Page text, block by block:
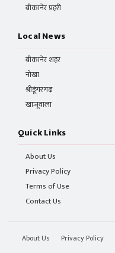
बीकानेर प्रहरी
Local News
बीकानेर शहर
नोखा
श्रीडूंगरगढ़
खाजूवाला
Quick Links
About Us
Privacy Policy
Terms of Use
Contact Us
About Us Privacy Policy